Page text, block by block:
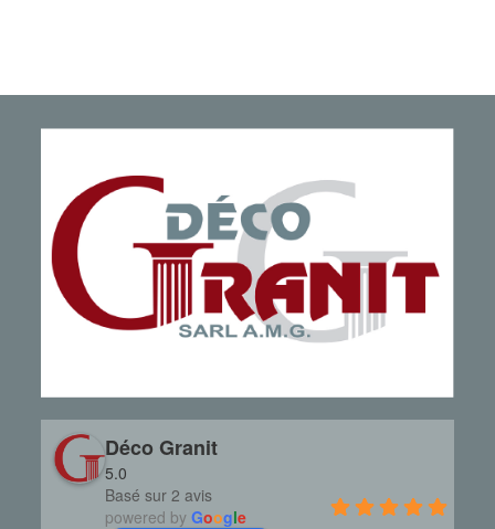
Déco Granit
5.0
Basé sur 2 avis
powered byGoogle